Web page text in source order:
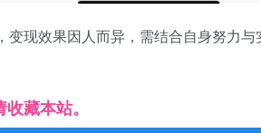
现效果因人而异，需结合自身努力
藏本站。